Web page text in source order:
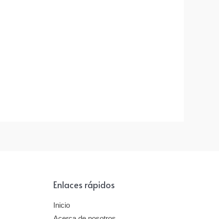
Enlaces rápidos
Inicio